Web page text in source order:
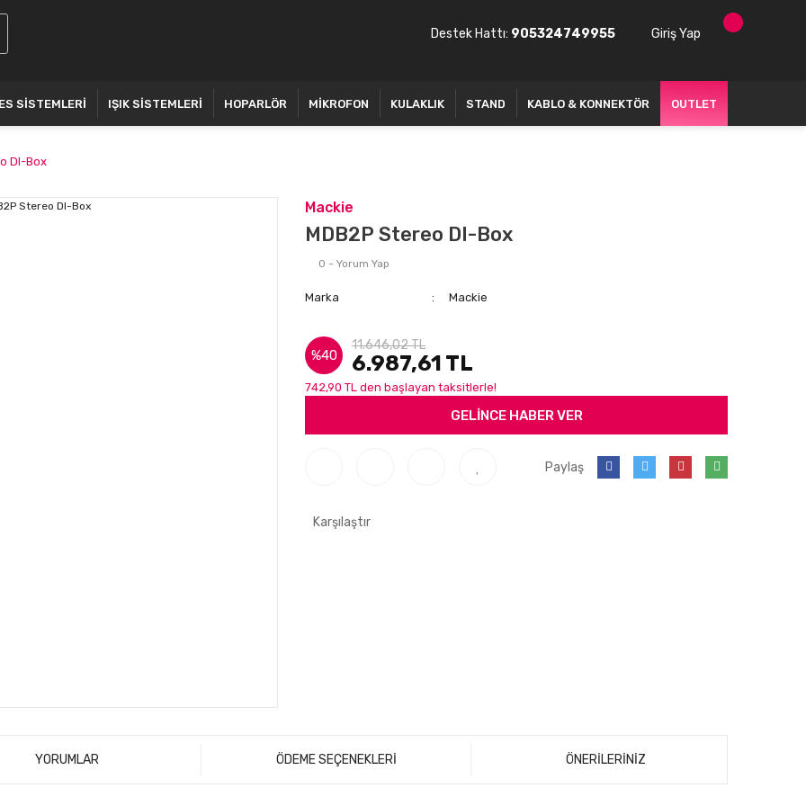
Destek Hattı: 905324749955 Giriş Yap
SİSTEMLERİ IŞIK SİSTEMLERİ HOPARLÖR MİKROFON KULAKLIK STAND KABLO & KONNEKTÖR OUTLET
DI-Box
Mackie
MDB2P Stereo DI-Box
0 - Yorum Yap
Marka Mackie
%40
11.646,02 TL
6.987,61 TL
742,90 TL den başlayan taksitlerle!
GELİNCE HABER VER
Paylaş
Karşılaştır
YORUMLAR ÖDEME SEÇENEKLERİ ÖNERİLERİNİZ